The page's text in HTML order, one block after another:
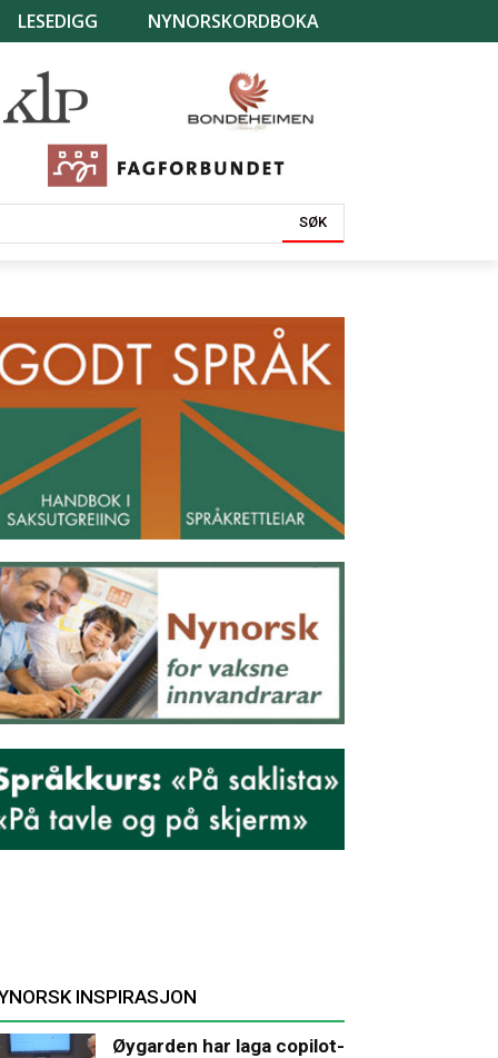
LESEDIGG NYNORSKORDBOKA
SØK
INSPIRASJON
Øygarden har laga copilot-